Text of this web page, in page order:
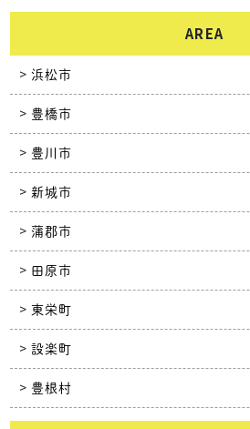
AREA
浜松市
豊橋市
豊川市
新城市
蒲郡市
田原市
東栄町
設楽町
豊根村